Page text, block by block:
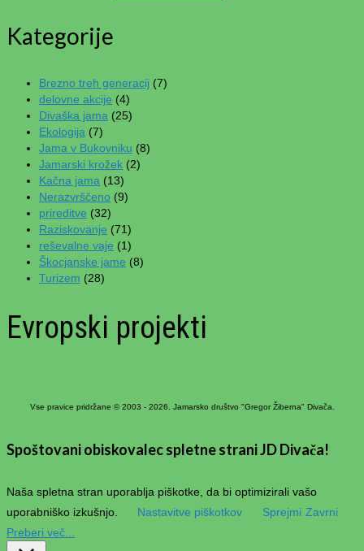
Kategorije
Brezno treh generacij (7)
delovne akcije (4)
Divaška jama (25)
Ekologija (7)
Jama v Bukovniku (8)
Jamarski krožek (2)
Kačna jama (13)
Nerazvrščeno (9)
prireditve (32)
Raziskovanje (71)
reševalne vaje (1)
Škocjanske jame (8)
Turizem (28)
Evropski projekti
Vse pravice pridržane © 2003 - 2026. Jamarsko društvo "Gregor Žiberna" Divača.
Spoštovani obiskovalec spletne strani JD Divača!
Naša spletna stran uporablja piškotke, da bi optimizirali vašo
uporabniško izkušnjo.
Nastavitve piškotkov Sprejmi Zavrni
Preberi več...